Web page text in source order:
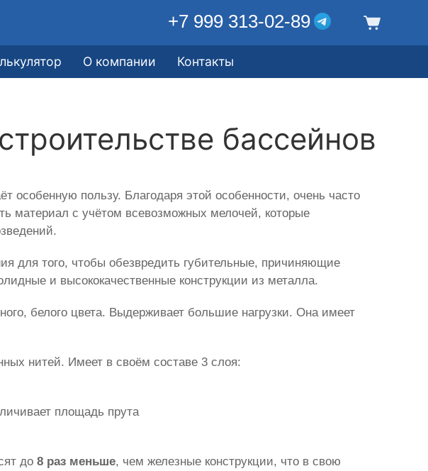
+7 999 313-02-89
О компании Контакты
бассейнов
особенную пользу. Благодаря этой особенности, очень часто
материал с учётом всевозможных мелочей, которые
для того, чтобы обезвредить губительные, причиняющие
и высококачественные конструкции из металла.
белого цвета. Выдерживает большие нагрузки. Она имеет
нитей. Имеет в своём составе 3 слоя:
площадь прута
до8 раз меньше, чем железные конструкции, что в свою